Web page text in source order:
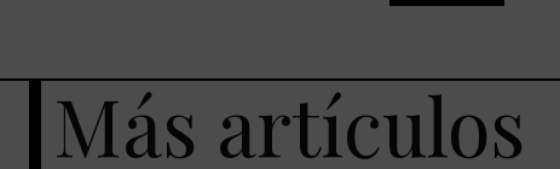
Más artículos